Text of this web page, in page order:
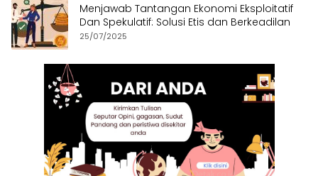
Menjawab Tantangan Ekonomi Eksploitatif
Dan Spekulatif: Solusi Etis dan Berkeadilan
25/07/2025